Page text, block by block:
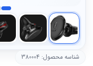
شناسه محصول: 380004